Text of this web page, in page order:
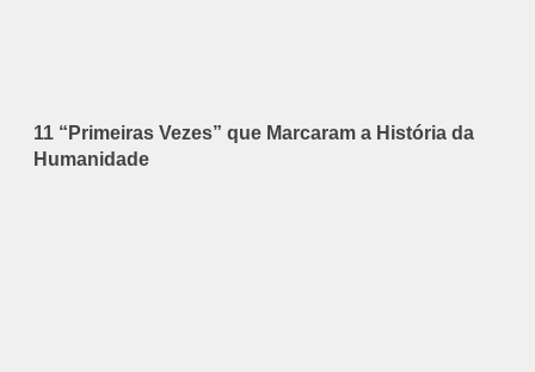
11 “Primeiras Vezes” que Marcaram a História da
Humanidade